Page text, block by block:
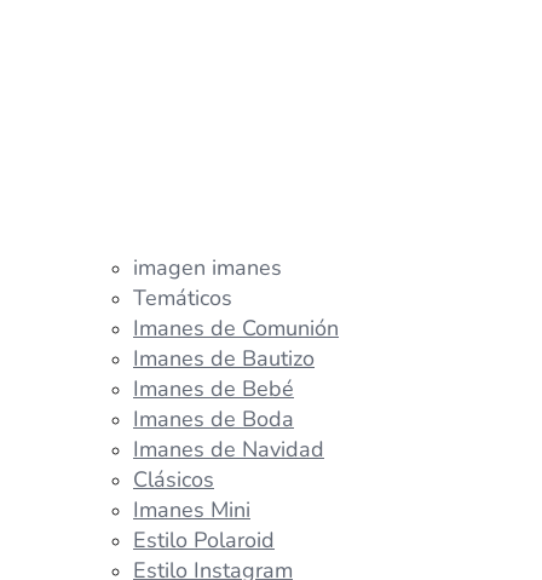
imagen imanes
Temáticos
Imanes de Comunión
Imanes de Bautizo
Imanes de Bebé
Imanes de Boda
Imanes de Navidad
Clásicos
Imanes Mini
Estilo Polaroid
Estilo Instagram